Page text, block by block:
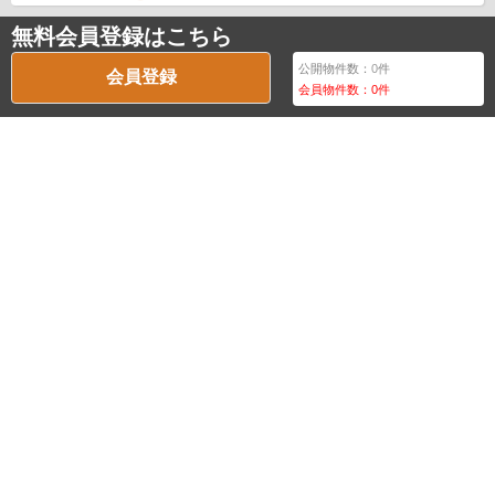
無料会員登録はこちら
会員登録 公開物件数：0件
会員物件数：0件